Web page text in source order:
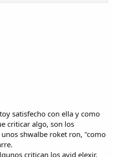
satisfecho con ella y como
criticar algo, son los
shwalbe roket ron, "como
critican los avid elexir,